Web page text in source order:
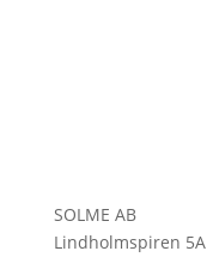
SOLME AB
Lindholmspiren 5A